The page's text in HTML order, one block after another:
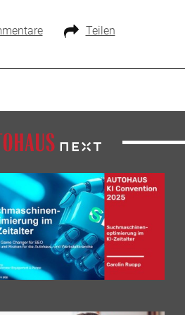
Teilen